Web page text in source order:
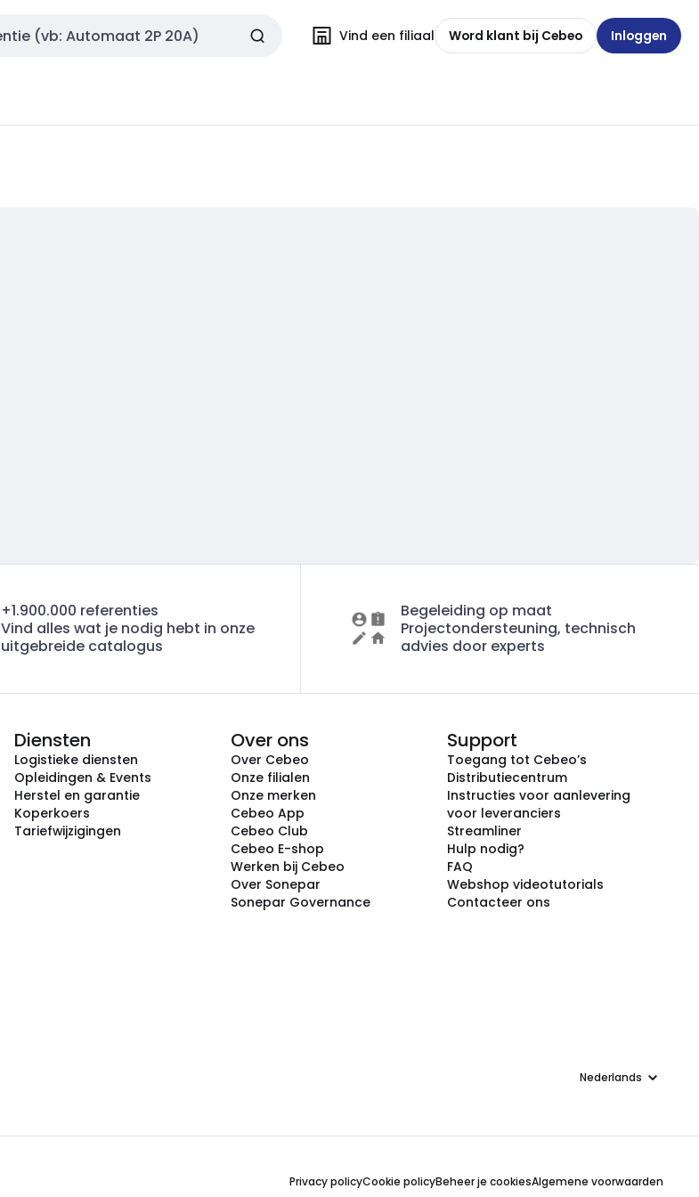
Vind een filiaal Word klant bij Cebeo Inloggen
+1.900.000 referenties
Vind alles wat je nodig hebt in onze
uitgebreide catalogus
Begeleiding op maat
Projectondersteuning, technisch
advies door experts
Diensten
Logistieke diensten
Opleidingen & Events
Herstel en garantie
Koperkoers
Tariefwijzigingen
Over ons
Over Cebeo
Onze filialen
Onze merken
Cebeo App
Cebeo Club
Cebeo E-shop
Werken bij Cebeo
Over Sonepar
Sonepar Governance
Support
Toegang tot Cebeo’s
Distributiecentrum
Instructies voor aanlevering
voor leveranciers
Streamliner
Hulp nodig?
FAQ
Webshop videotutorials
Contacteer ons
Taal
Privacy policyCookie policyBeheer je cookiesAlgemene voorwaarden